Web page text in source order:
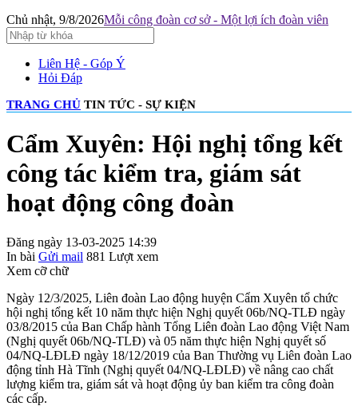
Chủ nhật, 9/8/2026Mỗi công đoàn cơ sở - Một lợi ích đoàn viên
Liên Hệ - Góp Ý
Hỏi Đáp
TRANG CHỦ TIN TỨC - SỰ KIỆN
Cẩm Xuyên: Hội nghị tổng kết
công tác kiểm tra, giám sát
hoạt động công đoàn
Đăng ngày 13-03-2025 14:39
In bài Gửi mail 881 Lượt xem
Xem cỡ chữ
Ngày 12/3/2025, Liên đoàn Lao động huyện Cẩm Xuyên tổ chức
hội nghị tổng kết 10 năm thực hiện Nghị quyết 06b/NQ-TLĐ ngày
03/8/2015 của Ban Chấp hành Tổng Liên đoàn Lao động Việt Nam
(Nghị quyết 06b/NQ-TLĐ) và 05 năm thực hiện Nghị quyết số
04/NQ-LĐLĐ ngày 18/12/2019 của Ban Thường vụ Liên đoàn Lao
động tỉnh Hà Tĩnh (Nghị quyết 04/NQ-LĐLĐ) về nâng cao chất
lượng kiểm tra, giám sát và hoạt động ủy ban kiểm tra công đoàn
các cấp.